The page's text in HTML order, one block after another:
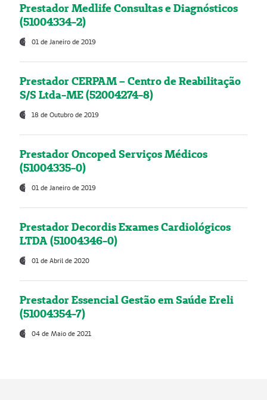
Prestador Medlife Consultas e Diagnósticos
(51004334-2)
01 de Janeiro de 2019
Prestador CERPAM – Centro de Reabilitação
S/S Ltda-ME (52004274-8)
18 de Outubro de 2019
Prestador Oncoped Serviços Médicos
(51004335-0)
01 de Janeiro de 2019
Prestador Decordis Exames Cardiológicos
LTDA (51004346-0)
01 de Abril de 2020
Prestador Essencial Gestão em Saúde Ereli
(51004354-7)
04 de Maio de 2021